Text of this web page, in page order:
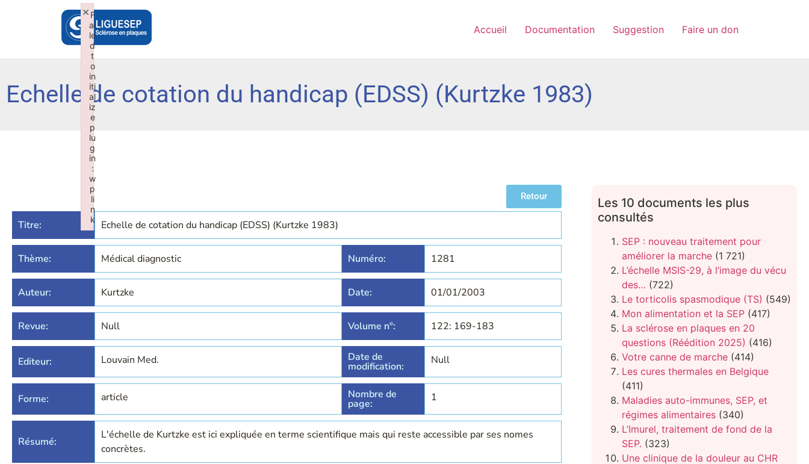
Accueil Documentation Suggestion Faire un don
Echelle de cotation du handicap (EDSS) (Kurtzke 1983)
Retour
Titre: Echelle de cotation du handicap (EDSS) (Kurtzke 1983)
Thème: Médical diagnostic Numéro: 1281
Auteur: Kurtzke Date: 01/01/2003
Revue: Null Volume n°: 122: 169-183
Editeur: Louvain Med. Date de
modification: Null
Forme: article Nombre de
page: 1
Résumé:
L'échelle de Kurtzke est ici expliquée en terme scientifique mais qui reste accessible par ses nomes
concrètes.
Les 10 documents les plus
consultés
SEP : nouveau traitement pour
améliorer la marche (1 721)
L’échelle MSIS-29, à l’image du vécu
des… (722)
Le torticolis spasmodique (TS) (549)
Mon alimentation et la SEP (417)
La sclérose en plaques en 20
questions (Réédition 2025) (416)
Votre canne de marche (414)
Les cures thermales en Belgique
(411)
Maladies auto-immunes, SEP, et
régimes alimentaires (340)
L’Imurel, traitement de fond de la
SEP. (323)
Une clinique de la douleur au CHR
F
ai
le
d
t
o
in
iti
al
iz
e
p
lu
g
in
:
w
p
li
n
k
×
Failed to initialize plugin: wplink